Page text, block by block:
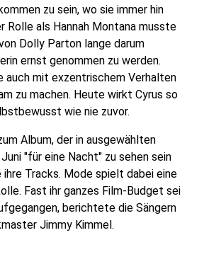
zu sein, wo sie immer hin
Rolle als Hannah Montana musste
Dolly Parton lange darum
ernst genommen zu werden.
auch mit exzentrischem Verhalten
zu machen. Heute wirkt Cyrus so
wie nie zuvor.
Album, der in ausgewählten
"für eine Nacht" zu sehen sein
ihre Tracks. Mode spielt dabei eine
Fast ihr ganzes Film-Budget sei
berichtete die Sängern
Jimmy Kimmel.